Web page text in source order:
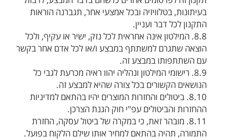
בעיתונות, בטלוויזיה ובכל אמצעי אחר, תגברנה הוראות
התקנון לכל דבר ועניין.
8.8. המילטון אינה אחראית לכל נזק, ישיר או עקיף, ולכל
הוצאה שתגרם למשתתף במבצע ו/או לכל אדם אחר בקשר
עם השתתפותו במבצע זה.
8.9. רישומי המילטון ונהליה יהוו ראיה מכרעת לגבי כל
הנושאים הקשורים בכל צורה שהיא למבצע זה.
8.10. ביטולים והחזרות המוצרים יהיו בהתאם למדיניות
ההחזרות והביטולים עפ"י חוק הגנת הצרכן.
8.11. מובהר זאת, כי במקרה של ביטול עסקה, החזרת
התמורה, תהיה בהתאם למחיר אותו שילם הלקוח בפועל.